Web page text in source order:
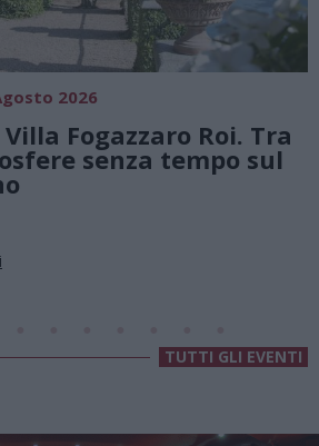
Festival: fino al 23
e divertimento
Cassano Magnago
TUTTI GLI EVENTI